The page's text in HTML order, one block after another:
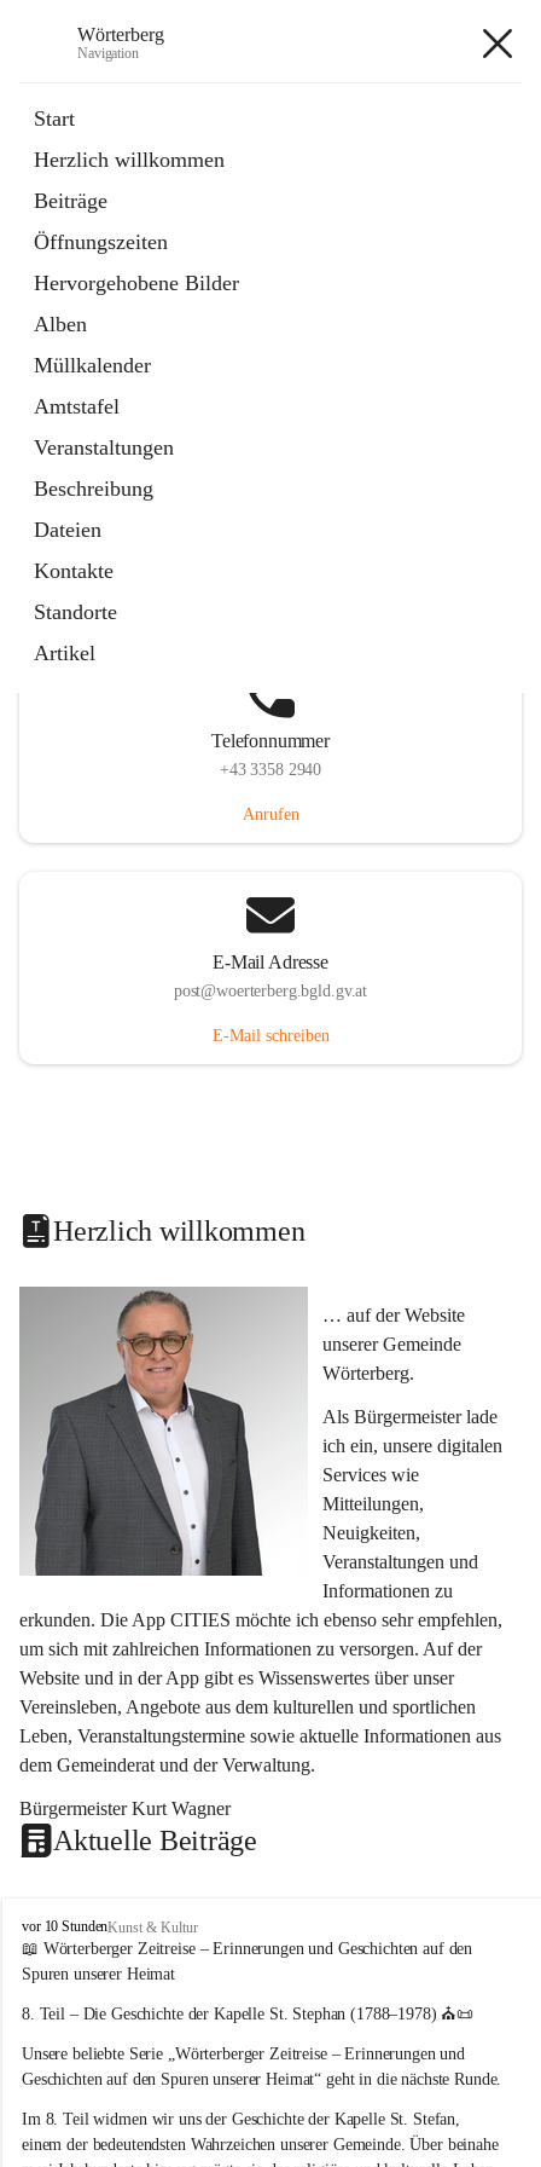
Wörterberg
Navigation
Start
Herzlich willkommen
Beiträge
Öffnungszeiten
Hervorgehobene Bilder
Alben
Müllkalender
Amtstafel
Veranstaltungen
Beschreibung
Dateien
Kontakte
Standorte
Artikel
5 Schnellzugriffe
Bürgerservice
9 Schnellzugriffe
Telefonnummer
+43 3358 2940
Anrufen
E-Mail Adresse
post@woerterberg.bgld.gv.at
E-Mail schreiben
Herzlich willkommen
… auf der Website
unserer Gemeinde
Wörterberg.
Als Bürgermeister lade
ich ein, unsere digitalen
Services wie
Mitteilungen,
Neuigkeiten,
Veranstaltungen und
Informationen zu
erkunden. Die App CITIES möchte ich ebenso sehr empfehlen,
um sich mit zahlreichen Informationen zu versorgen. Auf der
Website und in der App gibt es Wissenswertes über unser
Vereinsleben, Angebote aus dem kulturellen und sportlichen
Leben, Veranstaltungstermine sowie aktuelle Informationen aus
dem Gemeinderat und der Verwaltung.
Bürgermeister Kurt Wagner
Aktuelle Beiträge
W
ö
r
e
b
e
g
vor 10 StundenKunst & Kultur
📖 Wörterberger Zeitreise – Erinnerungen und Geschichten auf den
Spuren unserer Heimat
8. Teil – Die Geschichte der Kapelle St. Stephan (1788–1978) ⛪📜
Unsere beliebte Serie „Wörterberger Zeitreise – Erinnerungen und
Geschichten auf den Spuren unserer Heimat“ geht in die nächste Runde.
Im 8. Teil widmen wir uns der Geschichte der Kapelle St. Stefan,
einem der bedeutendsten Wahrzeichen unserer Gemeinde. Über beinahe